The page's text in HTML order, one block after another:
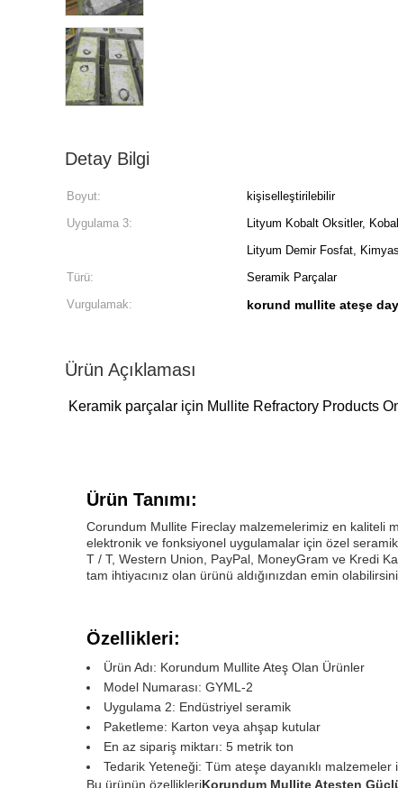
Detay Bilgi
Boyut: kişiselleştirilebilir
Uygulama 3:
Lityum Kobalt Oksitler,
Lityum Demir Fosfat,
Türü: Seramik Parçalar
Vurgulamak:
korund mullite ateşe
Ürün Açıklaması
Keramik parçalar için Mullite Refractory Products
Ürün Tanımı:
Corundum Mullite Fireclay malzemelerimiz en kaliteli
elektronik ve fonksiyonel uygulamalar için özel
T / T, Western Union, PayPal, MoneyGram ve Kredi
tam ihtiyacınız olan ürünü aldığınızdan emin
Özellikleri:
Ürün Adı: Korundum Mullite Ateş Olan Ürünler
Model Numarası: GYML-2
Uygulama 2: Endüstriyel seramik
Paketleme: Karton veya ahşap kutular
En az sipariş miktarı: 5 metrik ton
Tedarik Yeteneği: Tüm ateşe dayanıklı
Bu ürünün özellikleriKorundum Mullite Ateşten